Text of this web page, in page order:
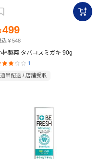
499
込￥548
林製薬 タバコスミガキ 90g
1
通常配送 / 店舗受取